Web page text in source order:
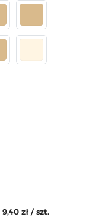
9,40 zł / szt.